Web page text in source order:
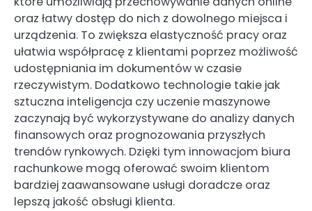
oraz łatwy dostęp do nich z dowolnego miejsca i
urządzenia. To zwiększa elastyczność pracy oraz
ułatwia współpracę z klientami poprzez możliwość
udostępniania im dokumentów w czasie
rzeczywistym. Dodatkowo technologie takie jak
sztuczna inteligencja czy uczenie maszynowe
zaczynają być wykorzystywane do analizy danych
finansowych oraz prognozowania przyszłych
trendów rynkowych. Dzięki tym innowacjom biura
rachunkowe mogą oferować swoim klientom
bardziej zaawansowane usługi doradcze oraz
lepszą jakość obsługi klienta.